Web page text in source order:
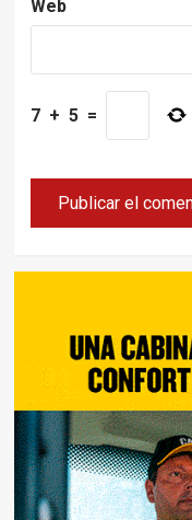
Web
7 + 5 =